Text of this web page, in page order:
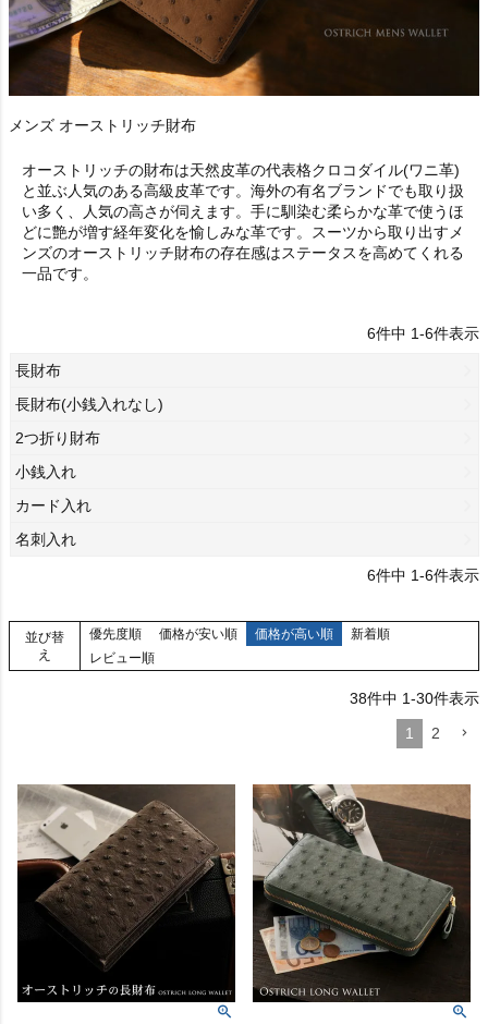
メンズ オーストリッチ財布
オーストリッチの財布は天然皮革の代表格クロコダイル(ワニ革)
と並ぶ人気のある高級皮革です。海外の有名ブランドでも取り扱
い多く、人気の高さが伺えます。手に馴染む柔らかな革で使うほ
どに艶が増す経年変化を愉しみな革です。スーツから取り出す メ
ンズのオーストリッチ財布の存在感はステータスを高めてくれる
一品です。
6件中 1-6件表示
長財布
長財布(小銭入れなし)
2つ折り財布
小銭入れ
カード入れ
名刺入れ
6件中 1-6件表示
並び替
え
優先度順 価格が安い順 価格が高い順
新着順
レビュー順
38件中 1-30件表示
1
2